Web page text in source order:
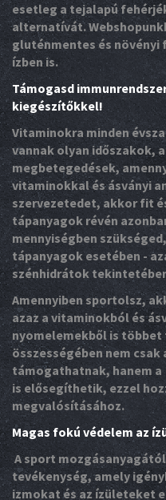
esetleg a tejalapú
alternatívát.
gluténmentes és
ízben is.
Támogasd
kiegészítőkkel!
Vitaminokra minden
vannak olyan időszakok,
megbetegedések,
vitaminokkal és ásványi
szervezetedet, akkor fit
tápanyagok révén
mennyiségben
tápanyagok esetében -
szénhidrátok
Amennyiben sportolsz,
azaz a vitaminokból és
nyomelemekből is
összességében nem
támogathatnak, hanem
is elősegíthetik, ezzel
megvalósításához.
Magas fokú védelem az
A sport
tevékenység, amely
izmokat és az ízületeket